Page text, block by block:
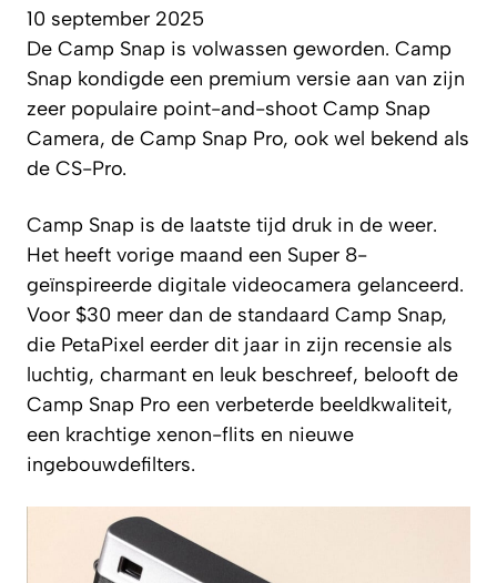
10 september 2025
De Camp Snap is volwassen geworden. Camp
Snap kondigde een premium versie aan van zijn
zeer populaire point-and-shoot Camp Snap
Camera, de Camp Snap Pro, ook wel bekend als
de CS-Pro.
Camp Snap is de laatste tijd druk in de weer.
Het heeft vorige maand een Super 8-
geïnspireerde digitale videocamera gelanceerd.
Voor $30 meer dan de standaard Camp Snap,
die PetaPixel eerder dit jaar in zijn recensie als
luchtig, charmant en leuk beschreef, belooft de
Camp Snap Pro een verbeterde beeldkwaliteit,
een krachtige xenon-flits en nieuwe
ingebouwdefilters.